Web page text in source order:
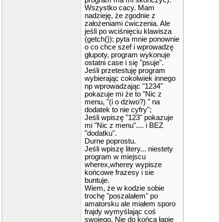
Ile minut potrzebuje
sz? ",
"Niestet
y przerwa minela cza
s wracac do pracy!
",
"Twoja p
rzerwa wyniesie <w s
ekundach> ",
"Koniec
na dzisiaj? No to do
jutra!",
"No chwi
leczke... moze lepie
j pojdziesz odrazu d
o domu?"
},
// to sa wyw
olane "procedury"->
ktorych nie ma wyswi
etlony bedzie jedyni
e komunikat wykonani
a
{
"Wcisnij
cokolwiek - powrot d
o menu glownego."
}
Wszystko cacy. Mam
nadzieję, że zgodnie z
założeniami ćwiczenia. Ale
jeśli po wciśnięciu klawisza
(getch()); pyta mnie ponownie
o co chce szef i wprowadzę
głupoty, program wykonuje
ostatni case i się "psuje".
Jeśli przetestuję program
wybierając cokolwiek innego
np wprowadzając "1234"
pokazuje mi że to "Nic z
menu, "(i o dziwo?) " na
dodatek to nie cyfry";
Jeśli wpiszę "123" pokazuje
mi "Nic z menu".... i BEZ
"dodatku".
Durne poprostu.
Jeśli wpiszę litery... niestety
program w miejscu
wherex,wherey wypisze
końcowe frazesy i sie
buntuje.
Wiem, że w kodzie sobie
trochę "poszalałem" po
amatorsku ale miałem sporo
frajdy wymyślając coś
swojego. Nie do końca łapię